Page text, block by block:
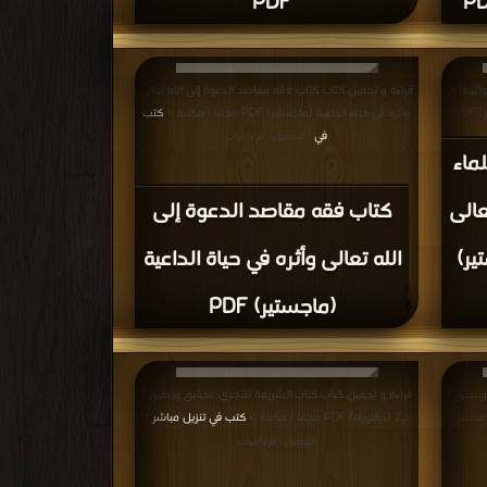
كتاب فقه مقاصد الدعوة إلى
الله تعالى وأثره في حياة الداعية
(ماجستير) PDF
قراءة و تحميل كتاب كتاب فقه مقاصد الدعوة إلى الله تعالى
وأثره في حياة الداعية (ماجستير) PDF مجانا | مكتبة >
كتب
في | التحميل : مرة/مرات
في
مرات
قراءة و تحميل كتاب كتاب الشريعة للآجري: تحقيق وتعليق /
ج2 (دكتوراه) PDF مجانا | مكتبة >
كتب في تنزيل مباشر
التحميل : مرة/مرات
/
| التحميل :